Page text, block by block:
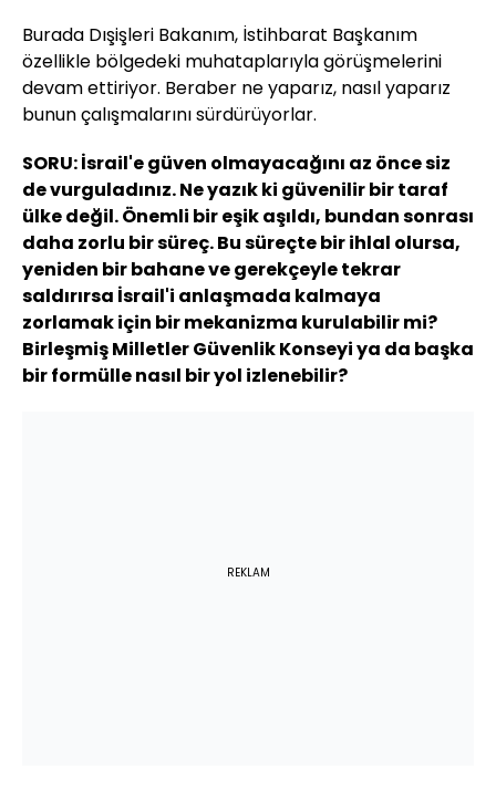
Burada Dışişleri Bakanım, İstihbarat Başkanım
özellikle bölgedeki muhataplarıyla görüşmelerini
devam ettiriyor. Beraber ne yaparız, nasıl yaparız
bunun çalışmalarını sürdürüyorlar.
SORU: İsrail'e güven olmayacağını az önce siz
de vurguladınız. Ne yazık ki güvenilir bir taraf
ülke değil. Önemli bir eşik aşıldı, bundan sonrası
daha zorlu bir süreç. Bu süreçte bir ihlal olursa,
yeniden bir bahane ve gerekçeyle tekrar
saldırırsa İsrail'i anlaşmada kalmaya
zorlamak için bir mekanizma kurulabilir mi?
Birleşmiş Milletler Güvenlik Konseyi ya da başka
bir formülle nasıl bir yol izlenebilir?
REKLAM